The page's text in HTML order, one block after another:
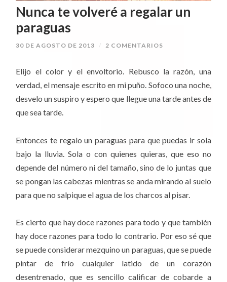
Nunca te volveré a regalar un
paraguas
30 DE AGOSTO DE 2013 / 2 COMENTARIOS
Elijo el color y el envoltorio. Rebusco la razón, una
verdad, el mensaje escrito en mi puño. Sofoco una noche,
desvelo un suspiro y espero que llegue una tarde antes de
que sea tarde.
Entonces te regalo un paraguas para que puedas ir sola
bajo la lluvia. Sola o con quienes quieras, que eso no
depende del número ni del tamaño, sino de lo juntas que
se pongan las cabezas mientras se anda mirando al suelo
para que no salpique el agua de los charcos al pisar.
Es cierto que hay doce razones para todo y que también
hay doce razones para todo lo contrario. Por eso sé que
se puede considerar mezquino un paraguas, que se puede
pintar de frío cualquier latido de un corazón
desentrenado, que es sencillo calificar de cobarde a